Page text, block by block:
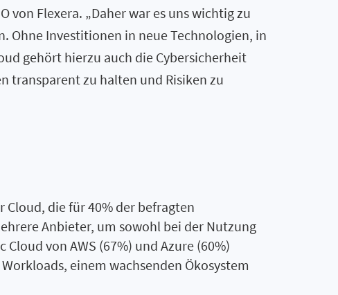
von Flexera. „Daher war es uns wichtig zu
Ohne Investitionen in neue Technologien, in
gehört hierzu auch die Cybersicherheit
transparent zu halten und Risiken zu
die für 40% der befragten
Anbieter, um sowohl bei der Nutzung
von AWS (67%) und Azure (60%)
einem wachsenden Ökosystem